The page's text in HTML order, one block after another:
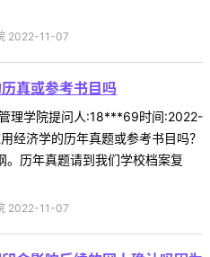
2022-11-07
真或参考书目吗
理学院提问人:18***69时间:2022-
经济学的历年真题或参考书目吗？
。历年真题请到我们学校档案复
2022-11-07